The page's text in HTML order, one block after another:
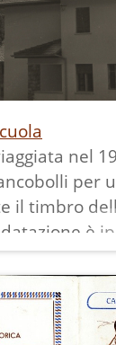
nel
per
il timbro
è
della
il quale
di San